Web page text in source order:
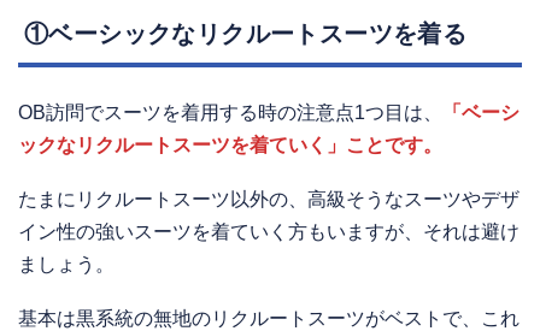
①ベーシックなリクルートスーツを着る
OB訪問でスーツを着用する時の注意点1つ目は、
「ベーシ
ックなリクルートスーツを着ていく」ことです。
たまにリクルートスーツ以外の、高級そうなスーツやデザ
イン性の強いスーツを着ていく方もいますが、それは避け
ましょう。
基本は黒系統の無地のリクルートスーツがベストで、これ